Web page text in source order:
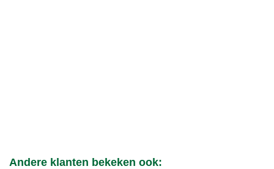
Andere klanten bekeken ook: